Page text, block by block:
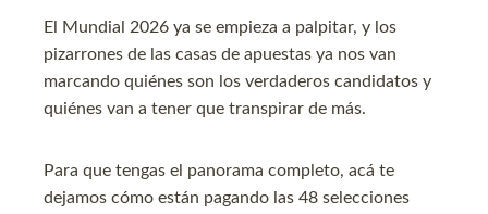
El Mundial 2026 ya se empieza a palpitar, y los
pizarrones de las casas de apuestas ya nos van
marcando quiénes son los verdaderos candidatos y
quiénes van a tener que transpirar de más.
Para que tengas el panorama completo, acá te
dejamos cómo están pagando las 48 selecciones